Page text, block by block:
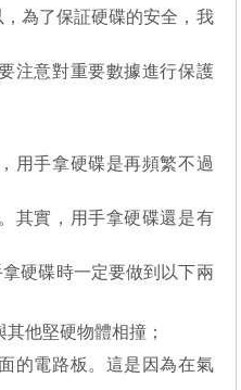
為了保証硬碟的安全，我
注意對重要數據進行保護
用手拿硬碟是再頻繁不過
其實，用手拿硬碟還是有
硬碟時一定要做到以下兩
他堅硬物體相撞；
的電路板。這是因為在氣